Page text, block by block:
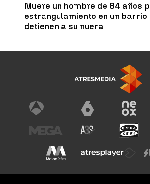
Muere un hombre de 84 años
estrangulamiento en un barrio
detienen a su nuera